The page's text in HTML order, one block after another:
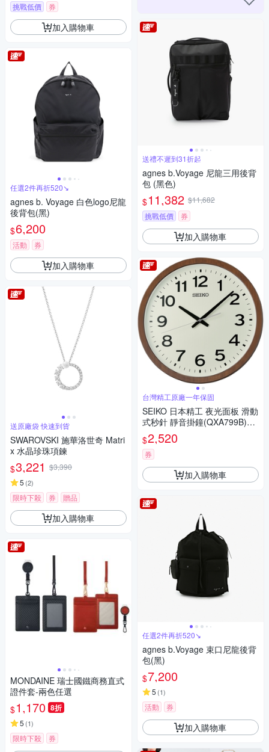
挑戰低價 券
加入購物車
任選2件再折520↘
agnes b. Voyage 白色logo尼龍
後背包(黑)
$6,200
活動 券
加入購物車
送原廠袋 快速到貨
SWAROVSKI 施華洛世奇 Matri
x 水晶珍珠項鍊
$3,221 $3,390
5 (2)
限時下殺 券 贈品
加入購物車
MONDAINE 瑞士國鐵商務直式
證件套-兩色任選
$1,170 8折
5 (1)
限時下殺 券
送禮不遲到31折起
agnes b.Voyage 尼龍三用後背
包 (黑色)
$11,382 $11,682
挑戰低價
券
加入購物車
台灣精工原廠一年保固
SEIKO 日本精工 夜光面板 滑動
式秒針 靜音掛鐘(QXA799B)40
cm
$2,520
券
加入購物車
任選2件再折520↘
agnes b.Voyage 束口尼龍後背
包(黑)
$7,200
5 (1)
活動 券
加入購物車